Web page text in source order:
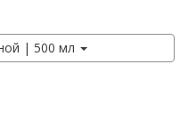
| 500 мл